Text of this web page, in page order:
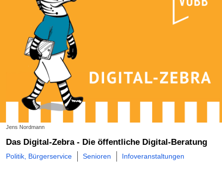
Jens Nordmann
Das Digital-Zebra - Die öffentliche Digital-Beratung
Politik, Bürgerservice Senioren Infoveranstaltungen